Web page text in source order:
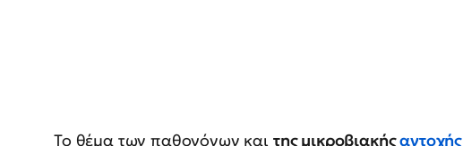
Το θέμα των παθογόνων και της μικροβιακήςαντοχής